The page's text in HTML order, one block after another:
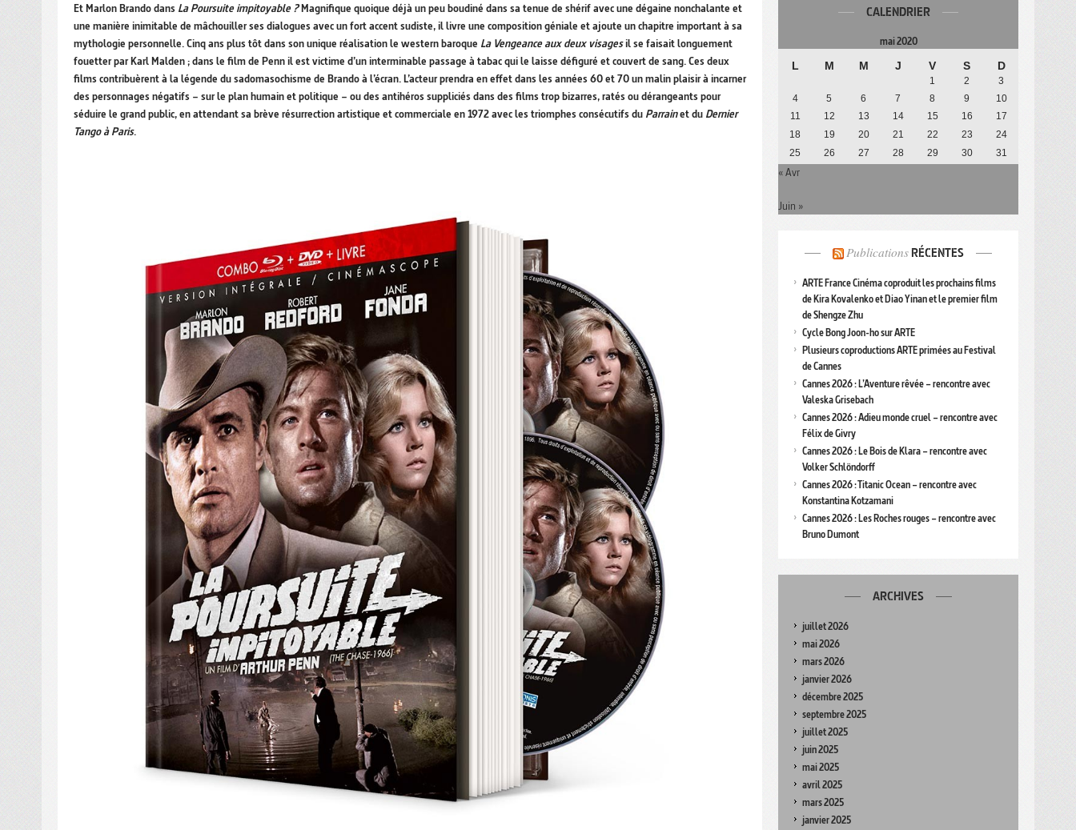
Et Marlon Brando dans La Poursuite impitoyable ?Magnifique quoique déjà un peu boudiné dans sa tenue de shérif avec une dégaine nonchalante et
une manière inimitable de mâchouiller ses dialogues avec un fort accent sudiste, il livre une composition géniale et ajoute un chapitre important à sa
mythologie personnelle. Cinq ans plus tôt dans son unique réalisation le western baroque La Vengeance aux deux visagesil se faisait longuement
fouetter par Karl Malden ; dans le film de Penn il est victime d’un interminable passage à tabac qui le laisse défiguré et couvert de sang. Ces deux
films contribuèrent à la légende du sadomasochisme de Brando à l’écran. L’acteur prendra en effet dans les années 60 et 70 un malin plaisir à incarner
des personnages négatifs – sur le plan humain et politique – ou des antihéros suppliciés dans des films trop bizarres, ratés ou dérangeants pour
séduire le grand public, en attendant sa brève résurrection artistique et commerciale en 1972 avec les triomphes consécutifs du Parrainet du Dernier
Tango à Paris.
CALENDRIER
mai 2020
L M M J V S D
1 2
3
4
5 6 7 8 9
10
11
12 13 14 15 16
17
18
19 20 21 22 23
24
25
26 27 28 29 30 31
« Avr
Juin »
Publications RÉCENTES
ARTE France Cinéma coproduit les prochains films
de Kira Kovalenko et Diao Yinan et le premier film
de Shengze Zhu
Cycle Bong Joon-ho sur ARTE
Plusieurs coproductions ARTE primées au Festival
de Cannes
Cannes 2026 : L’Aventure rêvée – rencontre avec
Valeska Grisebach
Cannes 2026 : Adieu monde cruel – rencontre avec
Félix de Givry
Cannes 2026 : Le Bois de Klara – rencontre avec
Volker Schlöndorff
Cannes 2026 : Titanic Ocean – rencontre avec
Konstantina Kotzamani
Cannes 2026 : Les Roches rouges – rencontre avec
Bruno Dumont
ARCHIVES
juillet 2026
mai 2026
mars 2026
janvier 2026
décembre 2025
septembre 2025
juillet 2025
juin 2025
mai 2025
avril 2025
mars 2025
janvier 2025